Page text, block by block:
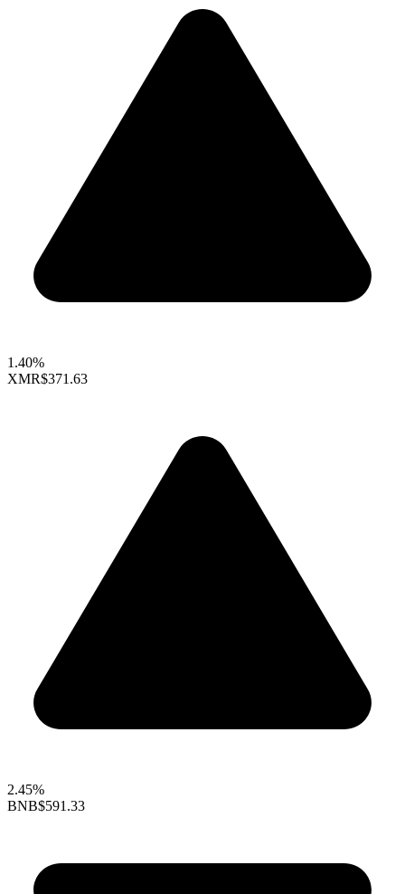
1.40%
XMR$371.63
2.45%
BNB$591.33